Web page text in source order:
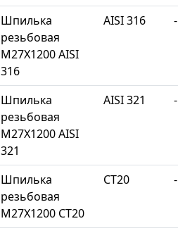
Шпилька
резьбовая
М27Х1200 AISI
316
AISI 316 -
Шпилька
резьбовая
М27Х1200 AISI
321
AISI 321 -
Шпилька
резьбовая
М27Х1200 СТ20
СТ20 -